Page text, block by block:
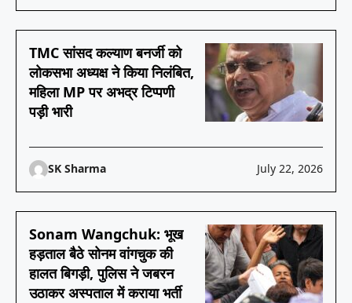
TMC सांसद कल्याण बनर्जी को
लोकसभा अध्यक्ष ने किया निलंबित,
महिला MP पर अभद्र टिप्पणी
पड़ी भारी
SK Sharma July 22, 2026
Sonam Wangchuk: भूख
हड़ताल बैठे सोनम वांगचुक की
हालत बिगड़ी, पुलिस ने जबरन
उठाकर अस्पताल में कराया भर्ती